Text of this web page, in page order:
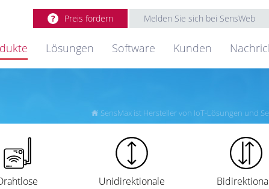
Preis fordern Melden Sie sich bei SensWeb
Lösungen Software Kunden
SensMax ist Hersteller von IoT-Lösungen und
Unidirektionale